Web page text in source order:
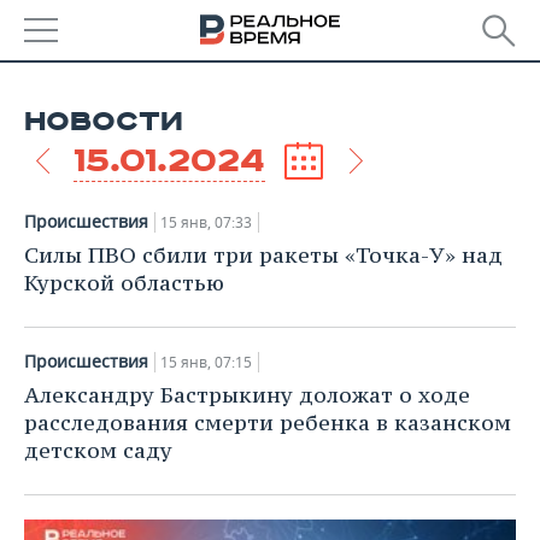
УДМУРТИЯ
НОВОСТИ
НОВОСТИ АНАЛИТИКИ
КОРОЛИ ГОСЗАКАЗА ПФО
ВУЗЫ ТАТАРСТАНА
ТОРГОВЫЕ ЦЕНТРЫ
ЭКОНОМИКА
ФИНАНСЫ
БАНКИ
ИНВЕСТИЦИИ
НОВОСТИ
АГРОПРОМ
МАШИНОСТРОЕНИЕ
НЕДВИЖИМОСТЬ
НОВОСТИ НЕДВИЖИМОСТИ
АВТО
НОВОСТИ БИЗНЕСА
ТЕХНОЛОГИИ
НОВОСТИ
15.01.2024
Происшествия 15 янв, 07:33
Силы ПВО сбили три ракеты «Точка-У» над
Курской областью
Происшествия 15 янв, 07:15
Александру Бастрыкину доложат о ходе
расследования смерти ребенка в казанском
детском саду